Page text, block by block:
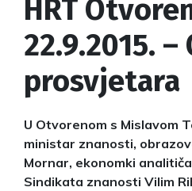
HRT
22.9.2015.
prosvjetara
U Otvorenom s Mislavom
ministar znanosti,
Mornar, ekonomki
Sindikata znanosti Vilim